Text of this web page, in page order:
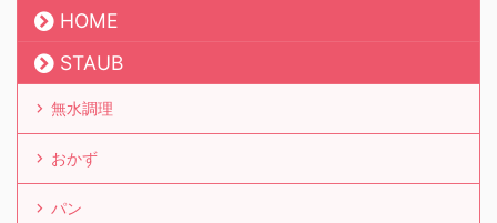
HOME
STAUB
無水調理
おかず
パン